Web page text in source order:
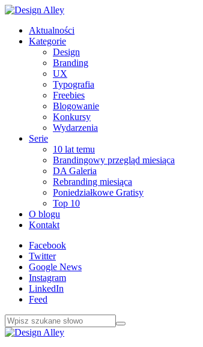
Aktualności
Kategorie
Design
Branding
UX
Typografia
Freebies
Blogowanie
Konkursy
Wydarzenia
Serie
10 lat temu
Brandingowy przegląd miesiąca
DA Galeria
Rebranding miesiąca
Poniedziałkowe Gratisy
Top 10
O blogu
Kontakt
Facebook
Twitter
Google News
Instagram
LinkedIn
Feed